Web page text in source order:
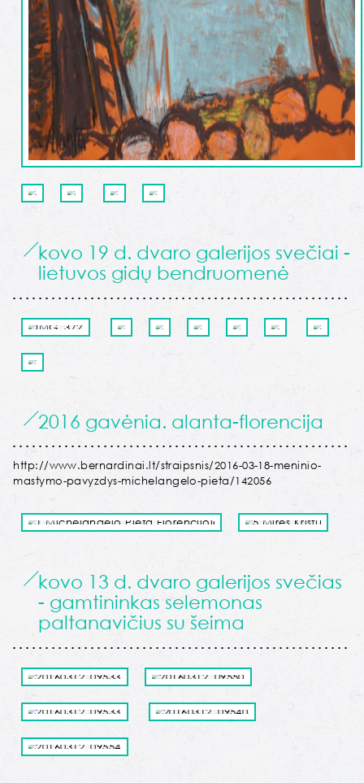
kovo 19 d. dvaro galerijos svečiai -
lietuvos gidų bendruomenė
2016 gavėnia. alanta-florencija
http://www.bernardinai.lt/straipsnis/2016-03-18-meninio-
mastymo-pavyzdys-michelangelo-pieta/142056
kovo 13 d. dvaro galerijos svečias
- gamtininkas selemonas
paltanavičius su šeima